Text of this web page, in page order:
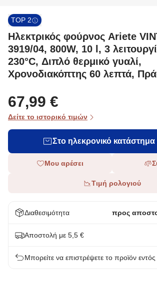
TOP 2
Ηλεκτρικός φούρνος Ariete
3919/04, 800W, 10 l, 3
230°C, Διπλό θερμικό γυαλί,
Χρονοδιακόπτης 60 λεπτά,
67,99 €
Δείτε το ιστορικό τιμών
Στο ηλεκρονικό
Μου αρέσει
Τιμή ρολογιού
Διαθεσιμότητα προς
Αποστολή με 5,5 €
Μπορείτε να επιστρέψετε το προϊόν